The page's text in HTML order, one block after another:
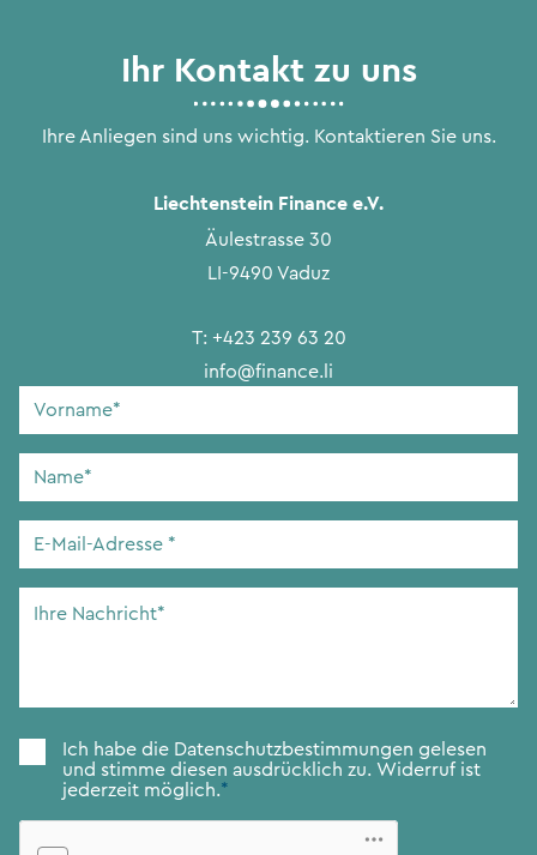
Ihr Kontakt zu uns
Ihre Anliegen sind uns wichtig. Kontaktieren Sie uns.
Liechtenstein Finance e.V.
Äulestrasse 30
LI-9490 Vaduz
T: +423 239 63 20
info@finance.li
Vorname
Name
E-
Adresse*
Ihre
Zustimmung*
Ich habe die Datenschutzbestimmungen gelesen
und stimme diesen ausdrücklich zu. Widerruf ist
jederzeit möglich.*